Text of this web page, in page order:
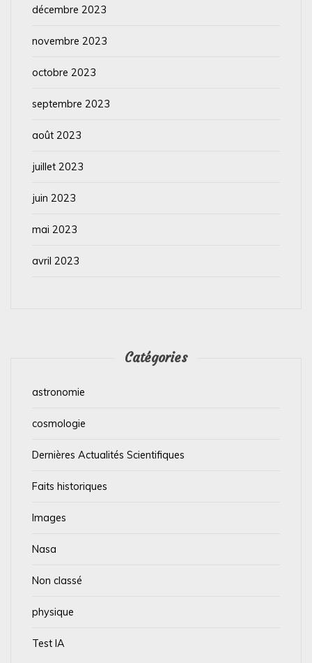
décembre 2023
novembre 2023
octobre 2023
septembre 2023
août 2023
juillet 2023
juin 2023
mai 2023
avril 2023
Catégories
astronomie
cosmologie
Dernières Actualités Scientifiques
Faits historiques
Images
Nasa
Non classé
physique
Test IA